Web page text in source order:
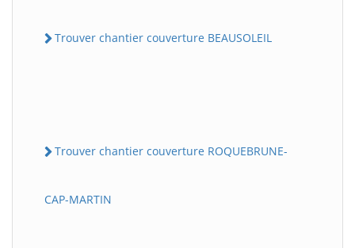
Trouver chantier couverture BEAUSOLEIL
Trouver chantier couverture ROQUEBRUNE-
CAP-MARTIN